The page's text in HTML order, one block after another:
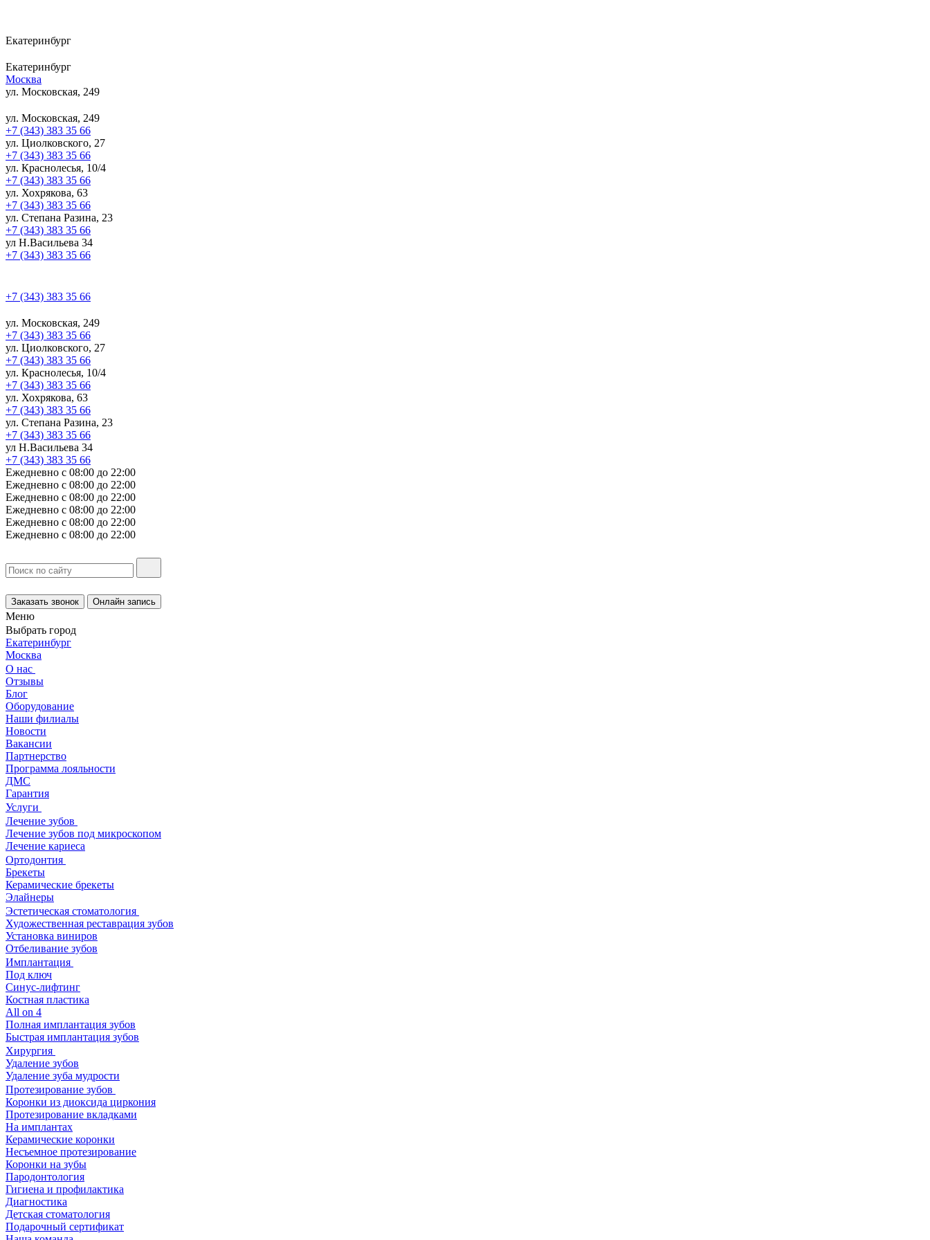
Екатеринбург
Екатеринбург
Москва
ул. Московская, 249
ул. Московская, 249
+7 (343) 383 35 66
ул. Циолковского, 27
+7 (343) 383 35 66
ул. Краснолесья, 10/4
+7 (343) 383 35 66
ул. Хохрякова, 63
+7 (343) 383 35 66
ул. Степана Разина, 23
+7 (343) 383 35 66
ул Н.Васильева 34
+7 (343) 383 35 66
+7 (343) 383 35 66
ул. Московская, 249
+7 (343) 383 35 66
ул. Циолковского, 27
+7 (343) 383 35 66
ул. Краснолесья, 10/4
+7 (343) 383 35 66
ул. Хохрякова, 63
+7 (343) 383 35 66
ул. Степана Разина, 23
+7 (343) 383 35 66
ул Н.Васильева 34
+7 (343) 383 35 66
Ежедневно с 08:00 до 22:00
Ежедневно с 08:00 до 22:00
Ежедневно с 08:00 до 22:00
Ежедневно с 08:00 до 22:00
Ежедневно с 08:00 до 22:00
Ежедневно с 08:00 до 22:00
Заказать звонок Онлайн запись
Меню
Выбрать город
Екатеринбург
Москва
О нас
Отзывы
Блог
Оборудование
Наши филиалы
Новости
Вакансии
Партнерство
Программа лояльности
ДМС
Гарантия
Услуги
Лечение зубов
Лечение зубов под микроскопом
Лечение кариеса
Ортодонтия
Брекеты
Керамические брекеты
Элайнеры
Эстетическая стоматология
Художественная реставрация зубов
Установка виниров
Отбеливание зубов
Имплантация
Под ключ
Синус-лифтинг
Костная пластика
All on 4
Полная имплантация зубов
Быстрая имплантация зубов
Хирургия
Удаление зубов
Удаление зуба мудрости
Протезирование зубов
Коронки из диоксида циркония
Протезирование вкладками
На имплантах
Керамические коронки
Несъемное протезирование
Коронки на зубы
Пародонтология
Гигиена и профилактика
Диагностика
Детская стоматология
Подарочный сертификат